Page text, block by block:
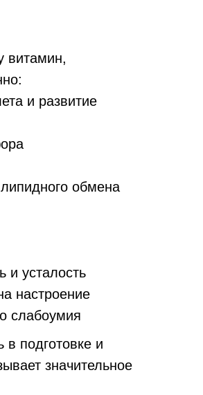
витамин,
и развитие
липидного обмена
и усталость
настроение
слабоумия
подготовке и
значительное